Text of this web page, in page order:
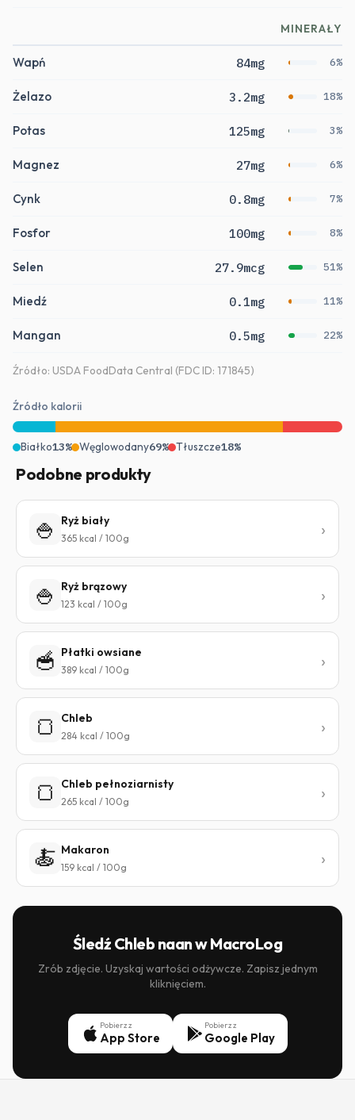
MINERAŁY
Wapń 84mg 6%
Żelazo 3.2mg 18%
Potas 125mg 3%
Magnez 27mg 6%
Cynk 0.8mg 7%
Fosfor 100mg 8%
Selen 27.9mcg 51%
Miedź 0.1mg 11%
Mangan 0.5mg 22%
Źródło: USDA FoodData Central (FDC ID: 171845)
Źródło kalorii
Białko13% Węglowodany69% Tłuszcze18%
Podobne produkty
🍚 Ryż biały
365 kcal / 100g
🍚 Ryż brązowy
123 kcal / 100g
🥣 Płatki owsiane
389 kcal / 100g
🍞 Chleb
284 kcal / 100g
🍞 Chleb pełnoziarnisty
265 kcal / 100g
🍝 Makaron
159 kcal / 100g
Śledź Chleb naan w MacroLog
Zrób zdjęcie. Uzyskaj wartości odżywcze. Zapisz jednym
kliknięciem.
Pobierz z
App Store
Pobierz z
Google Play